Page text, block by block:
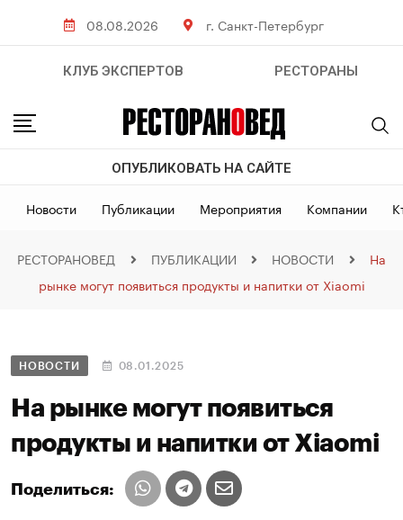
08.08.2026 г. Санкт-Петербург
КЛУБ ЭКСПЕРТОВ РЕСТОРАНЫ
ОПУБЛИКОВАТЬ НА САЙТЕ
Новости Публикации Мероприятия Компании
РЕСТОРАНОВЕД ПУБЛИКАЦИИ НОВОСТИ
На
рынке могут появиться продукты и напитки от Xiaomi
НОВОСТИ 08.01.2025
На рынке могут появиться
продукты и напитки от Xiaomi
Поделиться: